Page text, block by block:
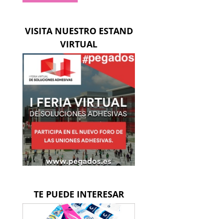
VISITA NUESTRO ESTAND
VIRTUAL
TE PUEDE INTERESAR